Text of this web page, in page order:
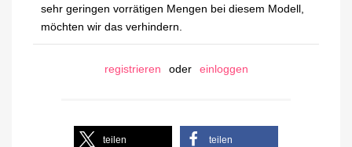
sehr geringen vorrätigen Mengen bei diesem Modell,
möchten wir das verhindern.
registrieren oder einloggen
teilen teilen